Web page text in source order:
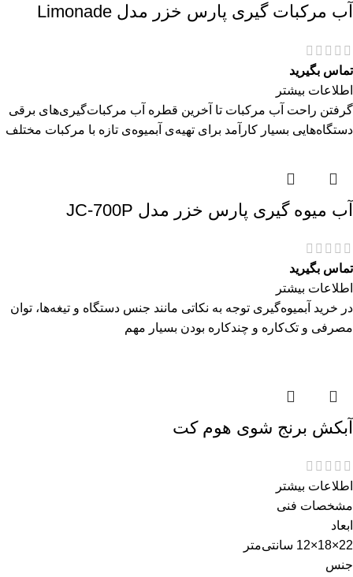
آب مرکبات گیری پارس خزر مدل Limonade
تماس بگیرید
اطلاعات بیشتر
گرفتن راحت آب مرکبات تا آخرین قطره آب مرکبات‌گیری‌های برقی
دستگاه‌هایی بسیار کارآمد برای تهیه‌ی آبمیوه‌ی تازه با مرکبات مختلف
آب میوه گیری پارس خزر مدل JC-700P
تماس بگیرید
اطلاعات بیشتر
در خرید آبمیوه‌گیری توجه به نکاتی مانند جنس دستگاه و تیغه‌ها، توان
مصرفی و تک‌کاره و چندکاره بودن بسیار مهم
آبکش برنج شوی هوم کت
اطلاعات بیشتر
مشخصات فنی
ابعاد
22×18×12 سانتی‌متر
جنس